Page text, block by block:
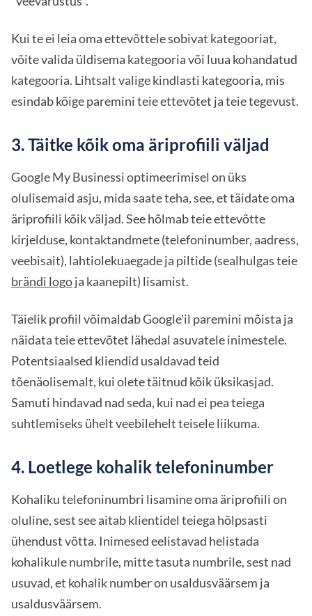
Kui te ei leia oma ettevõttele sobivat kategooriat,
võite valida üldisema kategooria või luua kohandatud
kategooria. Lihtsalt valige kindlasti kategooria, mis
esindab kõige paremini teie ettevõtet ja teie tegevust.
3. Täitke kõik oma äriprofiili väljad
Google My Businessi optimeerimisel on üks
olulisemaid asju, mida saate teha, see, et täidate oma
äriprofiili kõik väljad. See hõlmab teie ettevõtte
kirjelduse, kontaktandmete (telefoninumber, aadress,
veebisait), lahtiolekuaegade ja piltide (sealhulgas teie
brändi logoja kaanepilt) lisamist.
Täielik profiil võimaldab Google'il paremini mõista ja
näidata teie ettevõtet lähedal asuvatele inimestele.
Potentsiaalsed kliendid usaldavad teid
tõenäolisemalt, kui olete täitnud kõik üksikasjad.
Samuti hindavad nad seda, kui nad ei pea teiega
suhtlemiseks ühelt veebilehelt teisele liikuma.
4. Loetlege kohalik telefoninumber
Kohaliku telefoninumbri lisamine oma äriprofiili on
oluline, sest see aitab klientidel teiega hõlpsasti
ühendust võtta. Inimesed eelistavad helistada
kohalikule numbrile, mitte tasuta numbrile, sest nad
usuvad, et kohalik number on usaldusväärsem ja
usaldusväärsem.